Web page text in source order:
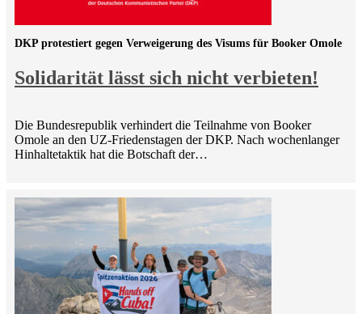
Solidarität lässt sich nicht verbieten!
DKP protestiert gegen Verweigerung des Visums für Booker Omole
Die Bundesrepublik verhindert die Teilnahme von Booker
Omole an den UZ-Friedenstagen der DKP. Nach wochenlanger
Hinhaltetaktik hat die Botschaft der…